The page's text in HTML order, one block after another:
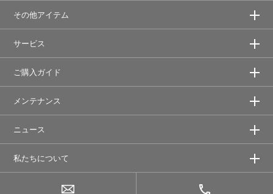
その他アイテム
サービス
ご購入ガイド
メンテナンス
ニュース
私たちについて